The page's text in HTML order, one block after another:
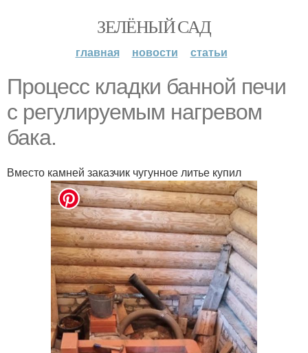
ЗЕЛЁНЫЙ САД
главная новости статьи
Процесс кладки банной печи
с регулируемым нагревом
бака.
Вместо камней заказчик чугунное литье купил